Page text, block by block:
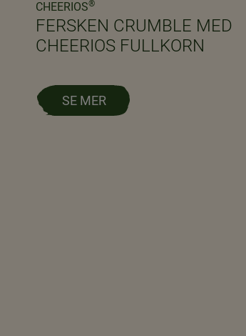
CHEERIOS®
FERSKEN CRUMBLE MED
CHEERIOS FULLKORN
SE MER